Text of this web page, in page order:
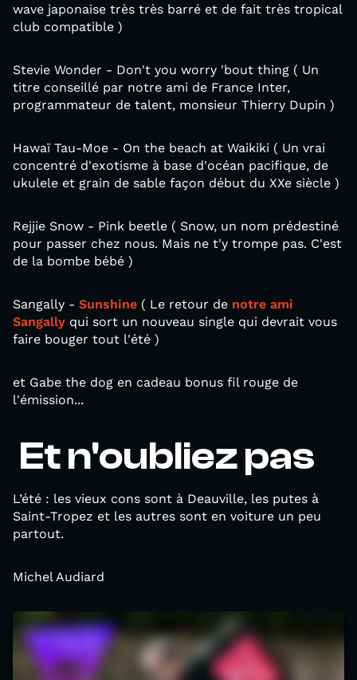
wave japonaise très très barré et de fait très tropical
club compatible )
Stevie Wonder - Don't you worry 'bout thing ( Un
titre conseillé par notre ami de France Inter,
programmateur de talent, monsieur Thierry Dupin )
Hawaï Tau-Moe - On the beach at Waikiki ( Un vrai
concentré d'exotisme à base d'océan pacifique, de
ukulele et grain de sable façon début du XXe siècle )
Rejjie Snow - Pink beetle ( Snow, un nom prédestiné
pour passer chez nous. Mais ne t'y trompe pas. C'est
de la bombe bébé )
Sangally - Sunshine ( Le retour de notre ami
Sangally qui sort un nouveau single qui devrait vous
faire bouger tout l'été )
et Gabe the dog en cadeau bonus fil rouge de
l'émission...
Et n'oubliez pas
L’été : les vieux cons sont à Deauville, les putes à
Saint-Tropez et les autres sont en voiture un peu
partout.
Michel Audiard